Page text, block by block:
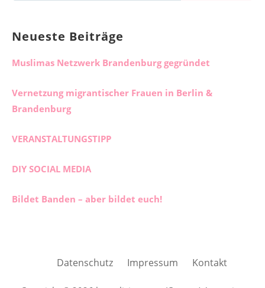
Neueste Beiträge
Muslimas Netzwerk Brandenburg gegründet
Vernetzung migrantischer Frauen in Berlin &
Brandenburg
VERANSTALTUNGSTIPP
DIY SOCIAL MEDIA
Bildet Banden – aber bildet euch!
Datenschutz Impressum Kontakt